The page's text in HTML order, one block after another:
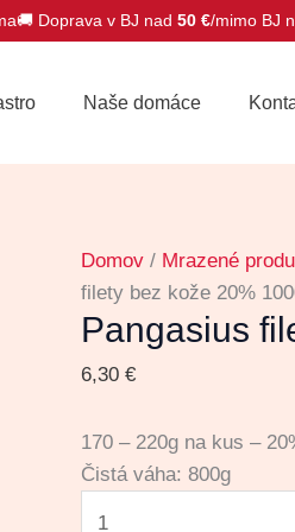
🚚 Doprava v BJ nad 50 €/mimo BJ
Naše domáce
Domov / Mrazené
filety bez kože 20%
Pangasius
6,30 €
170 – 220g na kus –
Čistá váha: 800g
Pangasius
1000g